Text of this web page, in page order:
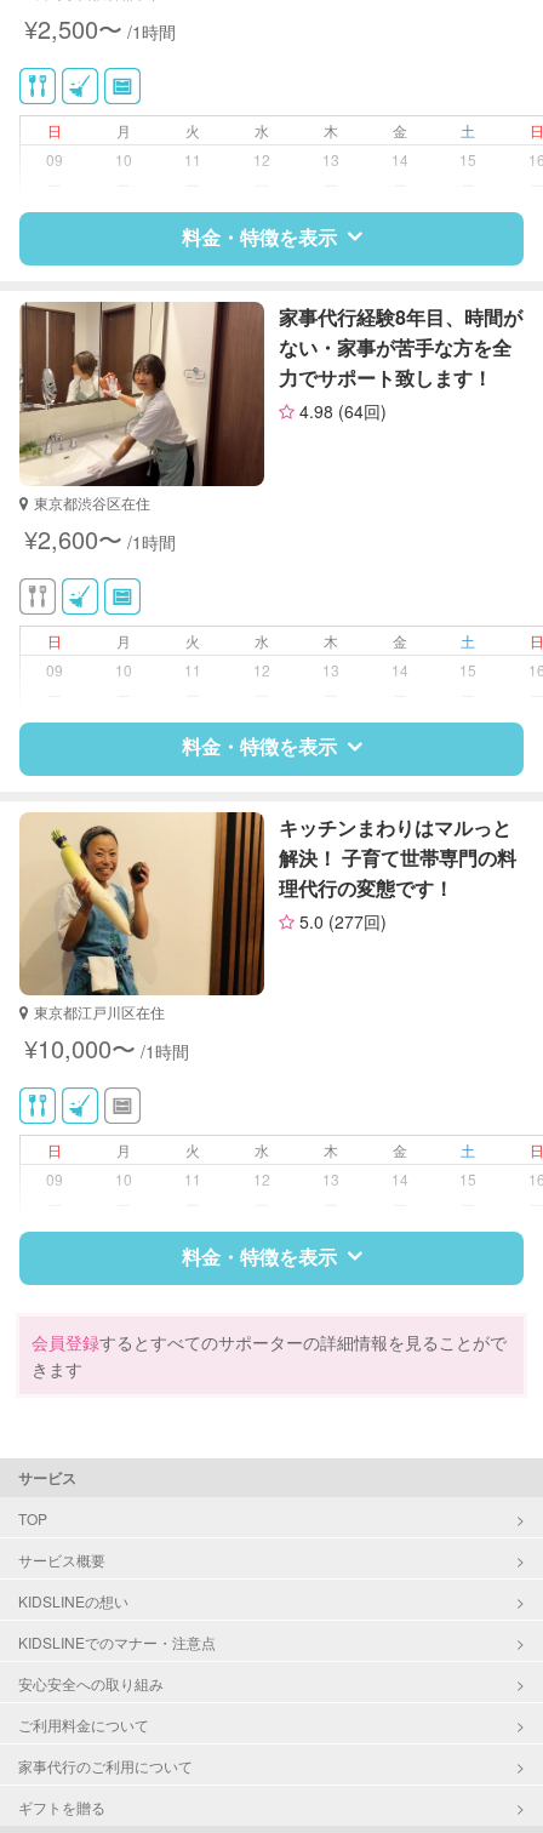
夜間対応
¥2,500〜 /1時間
日 月 火 水 木 金 土
09
10 11 12 13 14 15
料金・特徴を表示
特徴 料金 レビュー
サポートの特徴
資格
整理収納アドバイザー1級
対応可能/特徴
供部屋）
洗濯
家庭料理
早朝対応
夜間対応
家事代行経験8年目、時間が
ない・家事が苦手な方を全
力でサポート致します！
4.98 (64回)
東京都渋谷区在住
¥2,600〜 /1時間
日 月 火 水 木 金 土
09
10 11 12 13 14 15
料金・特徴を表示
特徴 料金 レビュー
サポートの特徴
資格 なし
対応可能/特徴
掃除（洗面所、お風呂場、お手洗
ゴミの分別/ゴミ出し
近隣買い物
早朝対応
庭の手入れ/植木の水やり
片付け/整理整頓
キッチンまわりはマルっと
解決！ 子育て世帯専門の料
理代行の変態です！
5.0 (277回)
東京都江戸川区在住
¥10,000〜 /1時間
日 月 火 水 木 金 土
09
10 11 12 13 14 15
料金・特徴を表示
資格 調理師
対応可能/特徴
会員登録するとすべてのサポーターの詳細情報を見ることがで
きます
サービス
TOP
サービス概要
KIDSLINEの想い
KIDSLINEでのマナー・注意点
安心安全への取り組み
ご利用料金について
家事代行のご利用について
ギフトを贈る